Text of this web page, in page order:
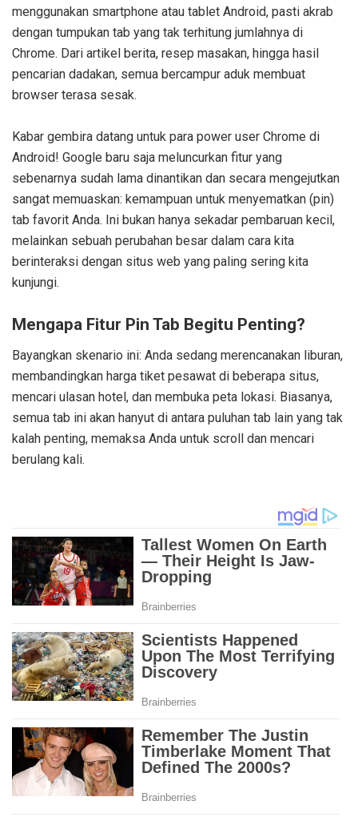
menggunakan smartphone atau tablet Android, pasti akrab
dengan tumpukan tab yang tak terhitung jumlahnya di
Chrome. Dari artikel berita, resep masakan, hingga hasil
pencarian dadakan, semua bercampur aduk membuat
browser terasa sesak.
Kabar gembira datang untuk para power user Chrome di
Android! Google baru saja meluncurkan fitur yang
sebenarnya sudah lama dinantikan dan secara mengejutkan
sangat memuaskan: kemampuan untuk menyematkan (pin)
tab favorit Anda. Ini bukan hanya sekadar pembaruan kecil,
melainkan sebuah perubahan besar dalam cara kita
berinteraksi dengan situs web yang paling sering kita
kunjungi.
Mengapa Fitur Pin Tab Begitu Penting?
Bayangkan skenario ini: Anda sedang merencanakan liburan,
membandingkan harga tiket pesawat di beberapa situs,
mencari ulasan hotel, dan membuka peta lokasi. Biasanya,
semua tab ini akan hanyut di antara puluhan tab lain yang tak
kalah penting, memaksa Anda untuk scroll dan mencari
berulang kali.